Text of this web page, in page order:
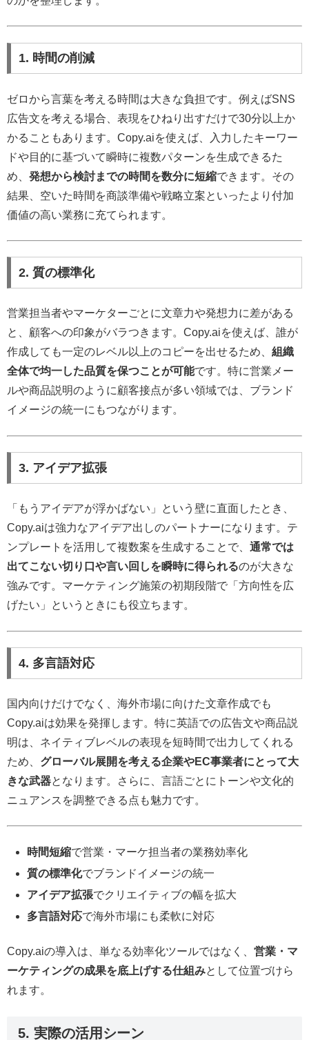
1. 時間の削減
ゼロから言葉を考える時間は大きな負担です。例えばSNS
広告文を考える場合、表現をひねり出すだけで30分以上か
かることもあります。Copy.aiを使えば、入力したキーワー
ドや目的に基づいて瞬時に複数パターンを生成できるた
め、 発想から検討までの時間を数分に短縮できます。その
結果、空いた時間を商談準備や戦略立案といったより付加
価値の高い業務に充てられます。
2. 質の標準化
営業担当者やマーケターごとに文章力や発想力に差がある
と、顧客への印象がバラつきます。Copy.aiを使えば、誰が
作成しても一定のレベル以上のコピーを出せるため、 組織
全体で均一した品質を保つことが可能です。特に営業メー
ルや商品説明のように顧客接点が多い領域では、ブランド
イメージの統一にもつながります。
3. アイデア拡張
「もうアイデアが浮かばない」という壁に直面したとき、
Copy.aiは強力なアイデア出しのパートナーになります。テ
ンプレートを活用して複数案を生成することで、 通常では
出てこない切り口や言い回しを瞬時に得られるのが大きな
強みです。マーケティング施策の初期段階で「方向性を広
げたい」というときにも役立ちます。
4. 多言語対応
国内向けだけでなく、海外市場に向けた文章作成でも
Copy.aiは効果を発揮します。特に英語での広告文や商品説
明は、ネイティブレベルの表現を短時間で出力してくれる
ため、 グローバル展開を考える企業やEC事業者にとって大
きな武器となります。さらに、言語ごとにトーンや文化的
ニュアンスを調整できる点も魅力です。
時間短縮で営業・マーケ担当者の業務効率化
質の標準化でブランドイメージの統一
アイデア拡張でクリエイティブの幅を拡大
多言語対応で海外市場にも柔軟に対応
Copy.aiの導入は、単なる効率化ツールではなく、 営業・マ
ーケティングの成果を底上げする仕組みとして位置づけら
れます。
5. 実際の活用シーン